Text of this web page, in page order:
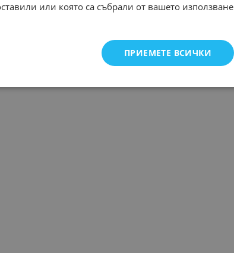
или която са събрали от вашето използване
ПРИЕМЕТЕ ВСИЧКИ